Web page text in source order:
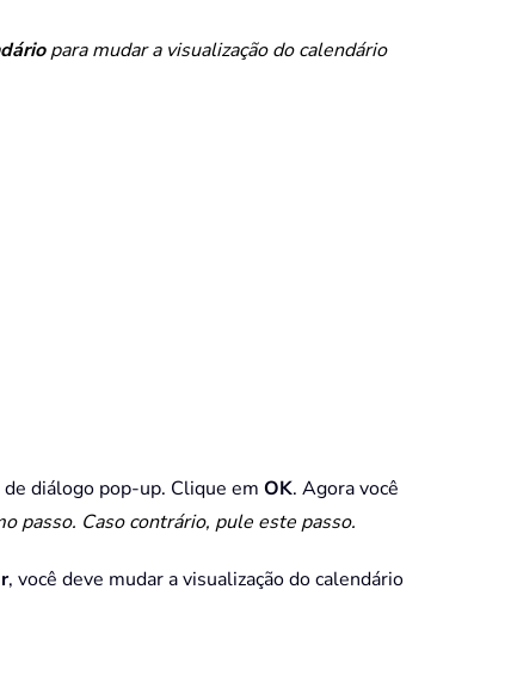
para mudar a visualização do calendário
diálogo pop-up. Clique em OK. Agora você
passo. Caso contrário, pule este passo.
, você deve mudar a visualização do calendário